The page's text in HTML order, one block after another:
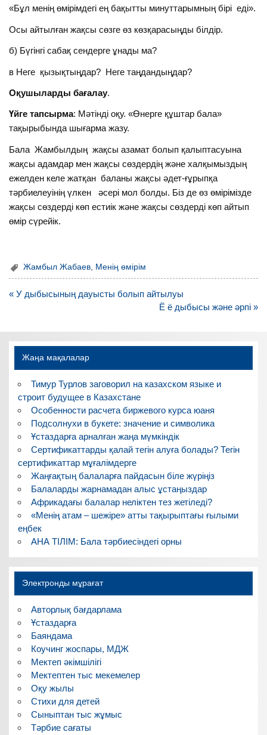
«Бұл менің өмірімдегі ең бақытты минуттарымның бірі еді».
Осы айтылған жақсы сөзге өз көзқарасыңды білдір.
б) Бүгінгі сабақ сендерге ұнады ма?
в Неге қызықтыңдар? Неге таңдандыңдар?
Оқушыларды бағалау.
Үйге тапсырма: Мәтінді оқу. «Өнерге құштар бала»
тақырыбында шығарма жазу.
Бала Жамбылдың жақсы азамат болып қалыптасуына
жақсы адамдар мен жақсы сөздердің және халқымыздың
ежелден келе жатқан баланы жақсы әдет-ғұрыпқа
тәрбиелеуінің үлкен әсері мол болды. Біз де өз өмірімізде
жақсы сөздерді көп естиік және жақсы сөздерді көп айтып
өмір сүрейік.
Жамбыл Жабаев Менің өмірім
Навигация
« У дыбысының дауысты болып айтылуы
Ё ё дыбысы және әрпі »
Жаңа мақалалар
Тимур Турлов заговорил на казахском языке и
строит будущее в Казахстане
Особенности расчета биржевого курса юаня
Подсолнухи в букете: значение и символика
Ұстаздарға арналған жаңа мүмкіндік
Сертификаттарды қалай тегін алуға болады? Тегін
сертификаттар мұғалімдерге
Жаңғақтың балаларға пайдасын біле жүріңіз
Балаларды жарнамадан алыс ұстаңыздар
Африкадағы балалар неліктен тез жетіледі?
«Менің атам – шежіре» атты тақырыптағы ғылыми
еңбек
АНА ТІЛІМ: Бала тәрбиесіндегі орны
Электронды мұрағат
Авторлық бағдарлама
Ұстаздарға
Баяндама
Коучинг жоспары, МДЖ
Мектеп әкімшілігі
Мектептен тыс мекемелер
Оқу жылы
Стихи для детей
Сыныптан тыс жұмыс
Тәрбие сағаты